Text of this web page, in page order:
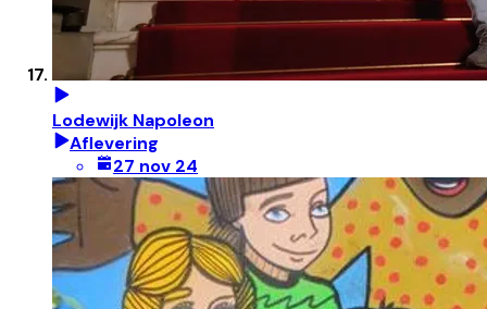
Lodewijk Napoleon
Aflevering
27 nov 24